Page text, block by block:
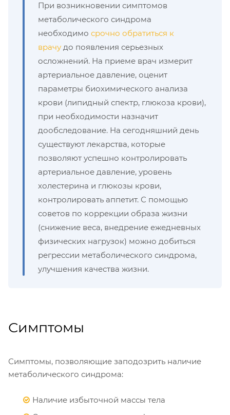
При возникновении симптомов
метаболического синдрома
необходимо срочно обратиться к
врачу до появления серьезных
осложнений. На приеме врач измерит
артериальное давление, оценит
параметры биохимического анализа
крови (липидный спектр, глюкоза крови),
при необходимости назначит
дообследование. На сегодняшний день
существуют лекарства, которые
позволяют успешно контролировать
артериальное давление, уровень
холестерина и глюкозы крови,
контролировать аппетит. С помощью
советов по коррекции образа жизни
(снижение веса, внедрение ежедневных
физических нагрузок) можно добиться
регрессии метаболического синдрома,
улучшения качества жизни.
Симптомы
Симптомы, позволяющие заподозрить наличие
метаболического синдрома:
Наличие избыточной массы тела